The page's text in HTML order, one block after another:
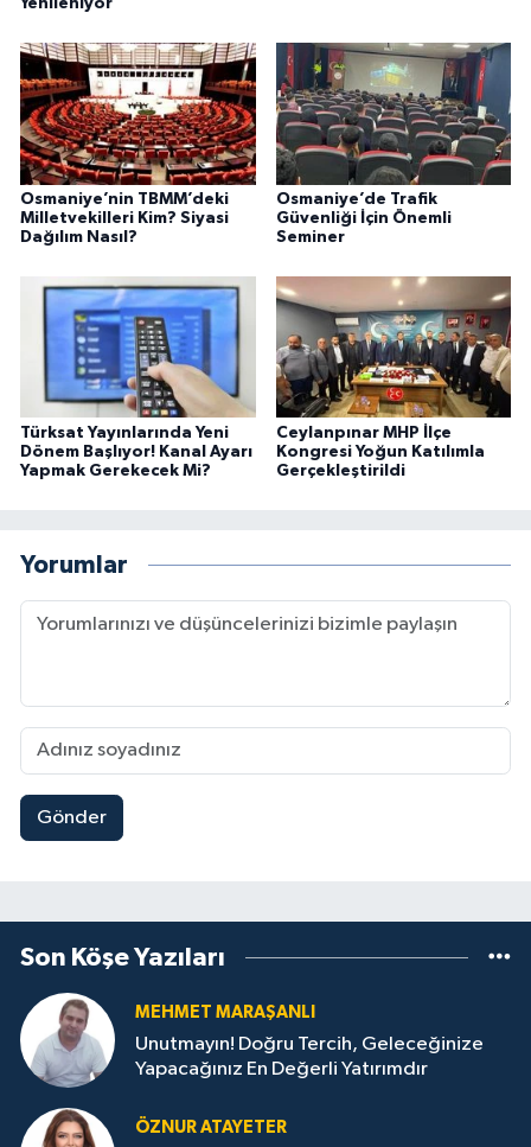
Yenileniyor
Osmaniye’nin TBMM’deki
Milletvekilleri Kim? Siyasi
Dağılım Nasıl?
Osmaniye’de Trafik
Güvenliği İçin Önemli
Seminer
Türksat Yayınlarında Yeni
Dönem Başlıyor! Kanal Ayarı
Yapmak Gerekecek Mi?
Ceylanpınar MHP İlçe
Kongresi Yoğun Katılımla
Gerçekleştirildi
Yorumlar
Gönder
Son Köşe Yazıları
MEHMET MARAŞANLI
Unutmayın! Doğru Tercih, Geleceğinize
Yapacağınız En Değerli Yatırımdır
ÖZNUR ATAYETER